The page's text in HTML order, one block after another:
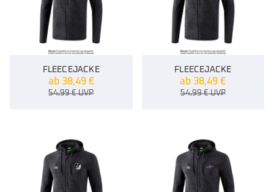
FLEECEJACKE
ab 38,49 €
54,99€UVP
FLEECEJACKE
ab 38,49€
54,99€UVP